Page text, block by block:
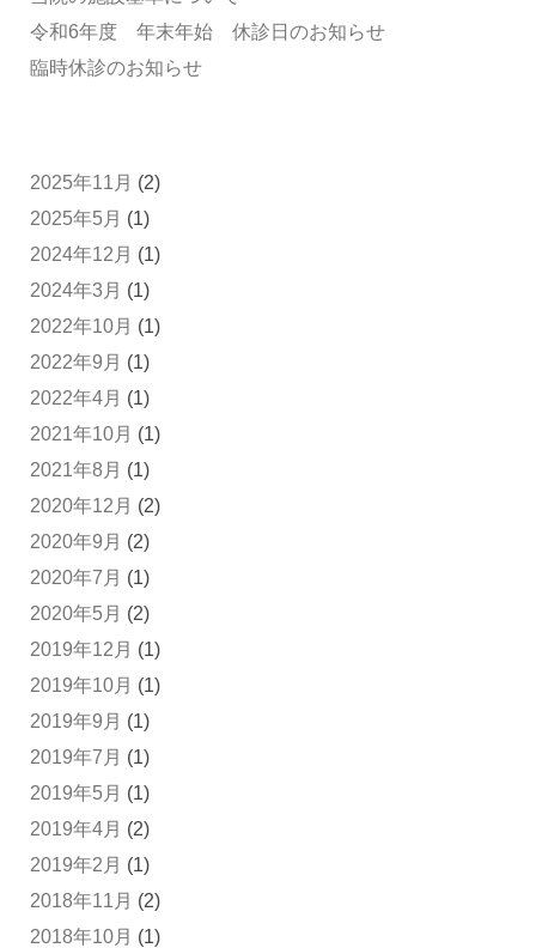
令和6年度 年末年始 休診日のお知らせ
臨時休診のお知らせ
2025年11月 (2)
2025年5月 (1)
2024年12月 (1)
2024年3月 (1)
2022年10月 (1)
2022年9月 (1)
2022年4月 (1)
2021年10月 (1)
2021年8月 (1)
2020年12月 (2)
2020年9月 (2)
2020年7月 (1)
2020年5月 (2)
2019年12月 (1)
2019年10月 (1)
2019年9月 (1)
2019年7月 (1)
2019年5月 (1)
2019年4月 (2)
2019年2月 (1)
2018年11月 (2)
2018年10月 (1)